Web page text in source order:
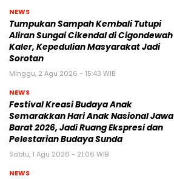
NEWS
Tumpukan Sampah Kembali Tutupi
Aliran Sungai Cikendal di Cigondewah
Kaler, Kepedulian Masyarakat Jadi
Sorotan
Minggu, 2 Agu 2026 - 15:43 WIB
NEWS
Festival Kreasi Budaya Anak
Semarakkan Hari Anak Nasional Jawa
Barat 2026, Jadi Ruang Ekspresi dan
Pelestarian Budaya Sunda
Sabtu, 1 Agu 2026 - 21:06 WIB
NEWS